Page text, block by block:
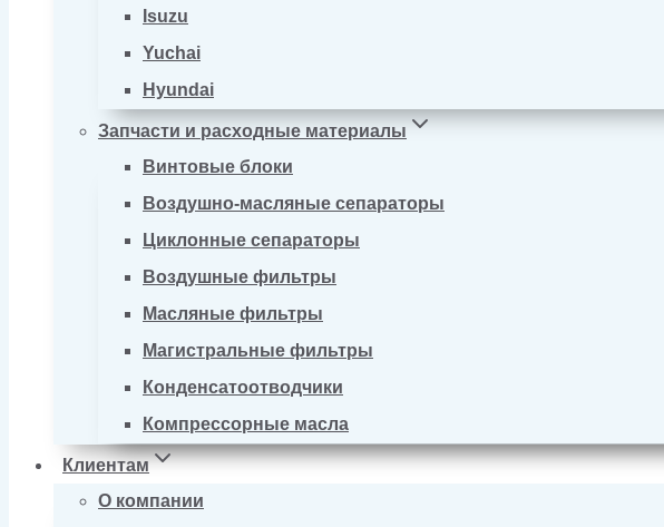
Isuzu
Yuchai
Hyundai
Запчасти и расходные материалы
Винтовые блоки
Воздушно-масляные сепараторы
Циклонные сепараторы
Воздушные фильтры
Масляные фильтры
Магистральные фильтры
Конденсатоотводчики
Компрессорные масла
Клиентам
О компании